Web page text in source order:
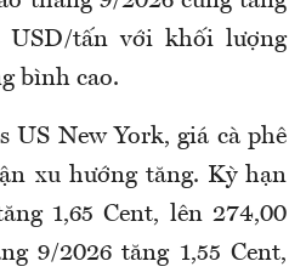
USD/tấn với khối lượng
bình cao.
US New York, giá cà phê
xu hướng tăng. Kỳ hạn
1,65 Cent, lên 274,00
9/2026 tăng 1,55 Cent,